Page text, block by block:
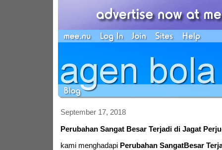
September 17, 2018
Perubahan Sangat Besar Terjadi di Jagat
kami menghadapi Perubahan SangatBesar